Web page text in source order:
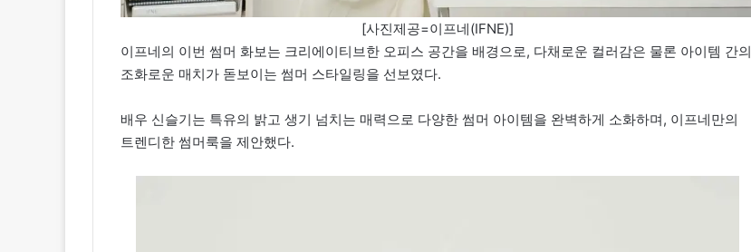
[사진제공=이프네(IFNE)]
이프네의 이번 썸머 화보는 크리에이티브한 오피스 공간을 배경으로, 다채로운 컬러감은 물론 아이템 간의
조화로운 매치가 돋보이는 썸머 스타일링을 선보였다.
배우 신슬기는 특유의 밝고 생기 넘치는 매력으로 다양한 썸머 아이템을 완벽하게 소화하며, 이프네만의
트렌디한 썸머룩을 제안했다.